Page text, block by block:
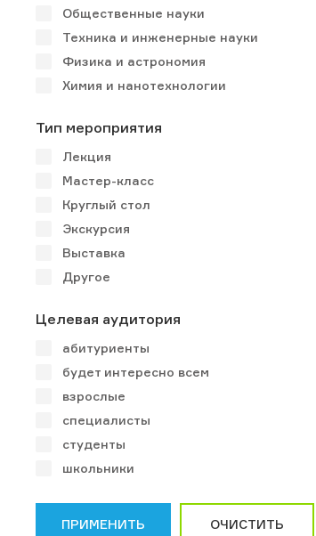
Общественные науки
Техника и инженерные науки
Физика и астрономия
Химия и нанотехнологии
Тип мероприятия
Лекция
Мастер-класс
Круглый стол
Экскурсия
Выставка
Другое
Целевая аудитория
абитуриенты
будет интересно всем
взрослые
специалисты
студенты
школьники
ПРИМЕНИТЬ ОЧИСТИТЬ